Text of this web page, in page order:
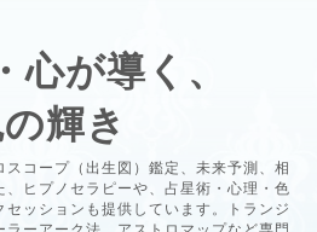
心が導く、
輝き
コープ（出生図）鑑定、未来予測、相
ヒプノセラピーや、占星術・心理・色
ッションも提供しています。トランジ